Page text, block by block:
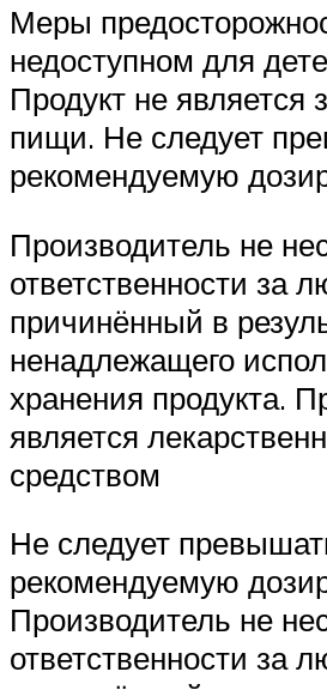
Меры
недоступном для
Продукт не является
пищи. Не следует
рекомендуемую
Производитель не
ответственности за
причинённый в
ненадлежащего
хранения продукта.
является
средством
Не следует
рекомендуемую
Производитель не
ответственности за